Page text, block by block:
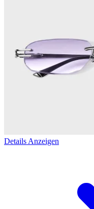
Details Anzeigen